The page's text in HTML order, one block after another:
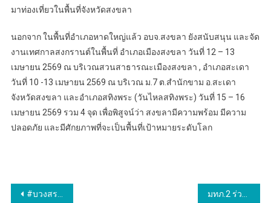
มาท่องเที่ยวในพื้นที่จังหวัดสงขลา
นอกจาก ในพื้นที่อำเภอหาดใหญ่แล้ว อบจ.สงขลา ยังสนับสนุน และจัด
งานเทศกาลสงกรานต์ในพื้นที่ อำเภอเมืองสงขลา วันที่ 12 – 13
เมษายน 2569 ณ บริเวณสวนสาธารณะเมืองสงขลา , อำเภอสะเดา
วันที่ 10 -13 เมษายน 2569 ณ บริเวณ ม.7 ต.สำนักขาม อ.สะเดา
จังหวัดสงขลา และอำเภอสทิงพระ (วันไหลสทิงพระ) วันที่ 15 – 16
เมษายน 2569 รวม 4 จุด เพื่อพิสูจน์ว่า สงขลามีความพร้อม มีความ
ปลอดภัย และมีศักยภาพที่จะเป็นพื้นที่เป้าหมายระดับโลก
แนะแนว
#บวงสรวงศาลหลักเมืองในเดือนตั้งกรุงรัตนโกสินทร์ #เริ่มชีวิตใหม่ที่รุ่งโรจน์